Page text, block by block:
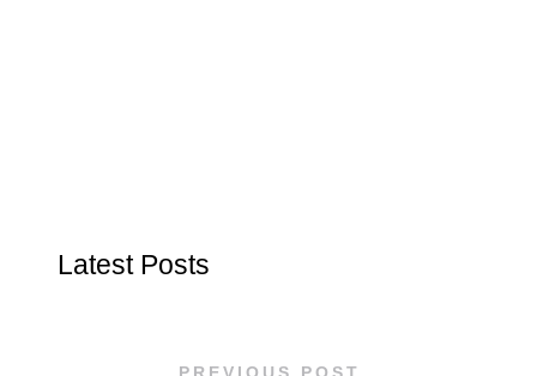
Latest Posts